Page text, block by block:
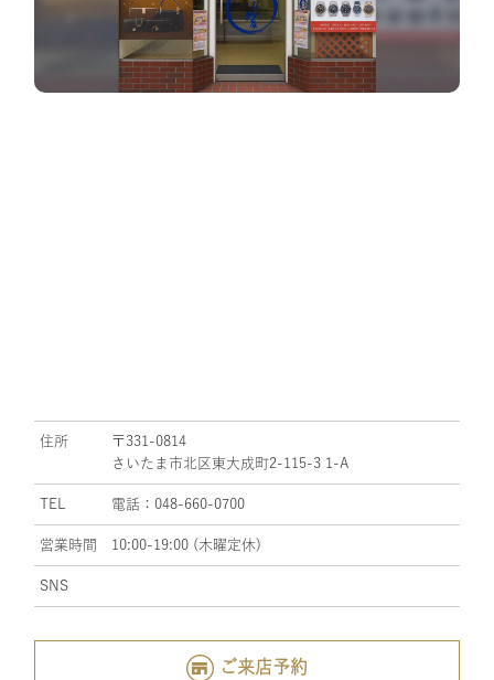
住所
〒331-0814
さいたま市北区東大成町2-115-3 1-A
TEL 電話：048-660-0700
営業時間 10:00-19:00 (木曜定休)
SNS
ご来店予約